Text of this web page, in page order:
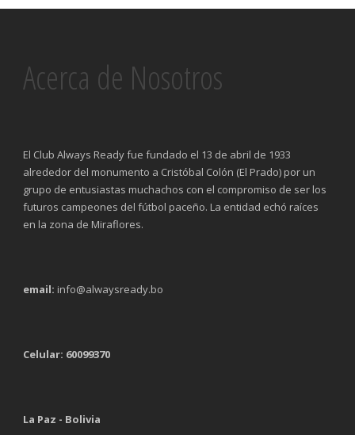
Acerca de Nosotros
El Club Always Ready fue fundado el 13 de abril de 1933
alrededor del monumento a Cristóbal Colón (El Prado) por un
grupo de entusiastas muchachos con el compromiso de ser los
futuros campeones del fútbol paceño. La entidad echó raíces
en la zona de Miraflores.
email: info@alwaysready.bo
Celular: 60099370
La Paz - Bolivia